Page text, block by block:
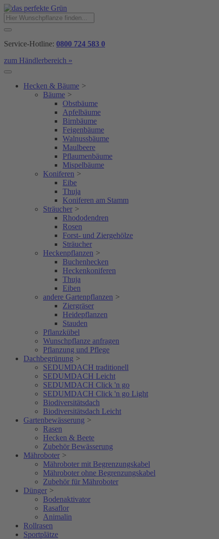
Service-Hotline: 0800 724 583 0
zum Händlerbereich »
Hecken & Bäume >
Bäume >
Obstbäume
Apfelbäume
Birnbäume
Feigenbäume
Walnussbäume
Maulbeere
Pflaumenbäume
Mispelbäume
Koniferen >
Eibe
Thuja
Koniferen am Stamm
Sträucher >
Rhododendren
Rosen
Forst- und Ziergehölze
Sträucher
Heckenpflanzen >
Buchenhecken
Heckenkoniferen
Thuja
Eiben
andere Gartenpflanzen >
Ziergräser
Heidepflanzen
Stauden
Pflanzkübel
Wunschpflanze anfragen
Pflanzung und Pflege
Dachbegrünung >
SEDUMDACH traditionell
SEDUMDACH Leicht
SEDUMDACH Click 'n go
SEDUMDACH Click 'n go Light
Biodiversitätsdach
Biodiversitätsdach Leicht
Gartenbewässerung >
Rasen
Hecken & Beete
Zubehör Bewässerung
Mähroboter >
Mähroboter mit Begrenzungskabel
Mähroboter ohne Begrenzungskabel
Zubehör für Mähroboter
Dünger >
Bodenaktivator
Rasaflor
Animalin
Rollrasen
Sportplätze